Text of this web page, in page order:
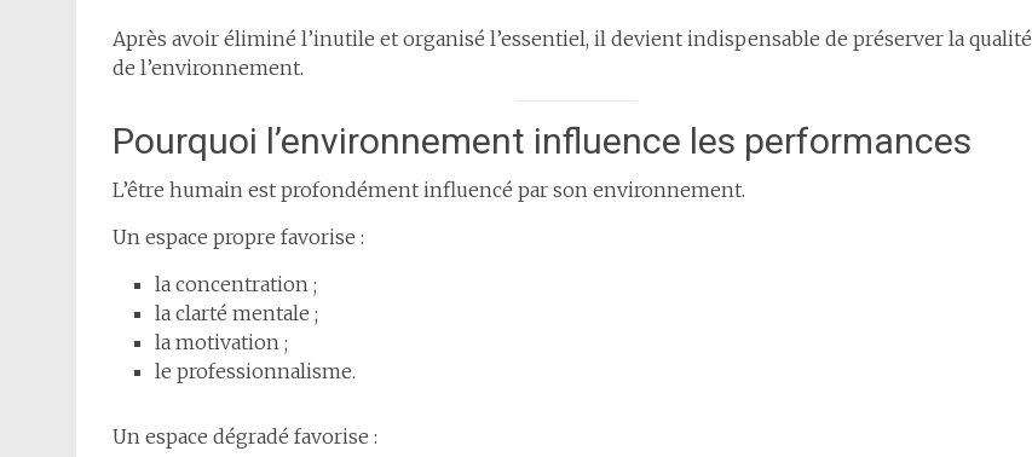
Après avoir éliminé l’inutile et organisé l’essentiel, il devient indispensable de préserver la qualité
de l’environnement.
Pourquoi l’environnement influence les performances
L’être humain est profondément influencé par son environnement.
Un espace propre favorise :
la concentration ;
la clarté mentale ;
la motivation ;
le professionnalisme.
Un espace dégradé favorise :